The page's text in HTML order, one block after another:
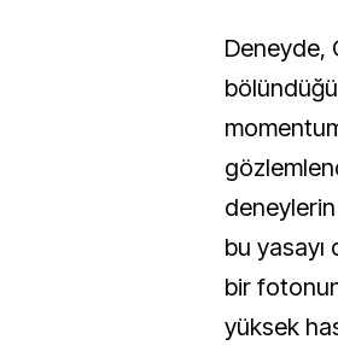
Deneyde,
bu yasayı
bir
yüksek